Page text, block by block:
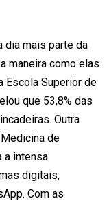
dia mais parte da
maneira como elas
Escola Superior de
que 53,8% das
Outra
de
a intensa
digitais,
Com as